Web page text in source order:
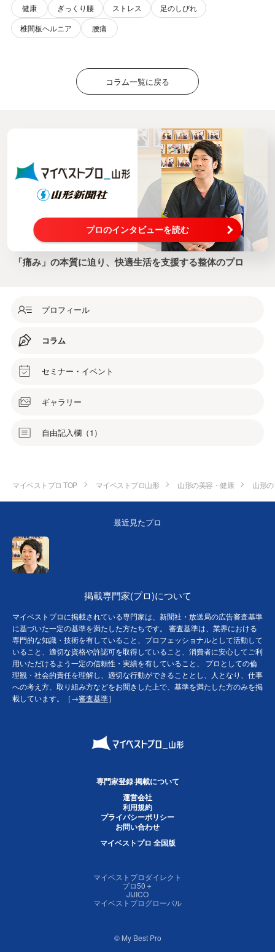
健康 ぎっくり腰 ストレス
足のしびれ
椎間板ヘルニア
腰痛
コラム一覧に戻る
プロのインタビューを読む
「痛み」の本質に迫り、快適生活を支援する整体のプロ
プロフィール
コラム
セミナー・イベント
ギャラリー
自由記入欄（1）
マイベストプロ TOP マイベストプロ山形 山形の美容・健康 山形
最近見たプロ
掲載専門家(プロ)について
マイベストプロに掲載されている専門家は、新聞社・放送局の広告審査基準
に基づいた一定の基準を満たした方たちです。 審査基準は、業界における
専門的な知識・技術を有していること、プロフェッショナルとして活動して
いること、適切な資格や許認可を取得していること、消費者に安心してご利
用いただけるよう一定の信頼性・実績を有していること、 プロとしての倫
理観・社会的責任を理解し、適切な行動ができることとし、人となり、仕事
への考え方、取り組み方などをお聞きした上で、基準を満たした方のみを掲
載しています。［→審査基準］
専門家登録·掲載について
運営会社
利用規約
プライバシーポリシー
お問い合わせ
マイベストプロ 全国版
マイベストプロダイレクト
プロ50＋
JIJICO
マイベストプログローバル
© My Best Pro